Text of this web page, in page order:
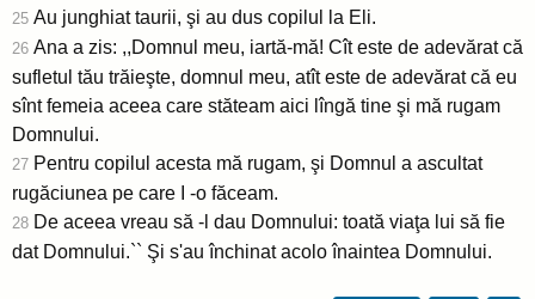
25 Au junghiat taurii, şi au dus copilul la Eli.
26 Ana a zis: ,,Domnul meu, iartă-mă! Cît este de adevărat că
sufletul tău trăieşte, domnul meu, atît este de adevărat că eu
sînt femeia aceea care stăteam aici lîngă tine şi mă rugam
Domnului.
27 Pentru copilul acesta mă rugam, şi Domnul a ascultat
rugăciunea pe care I -o făceam.
28 De aceea vreau să -l dau Domnului: toată viaţa lui să fie
dat Domnului.`` Şi s'au închinat acolo înaintea Domnului.